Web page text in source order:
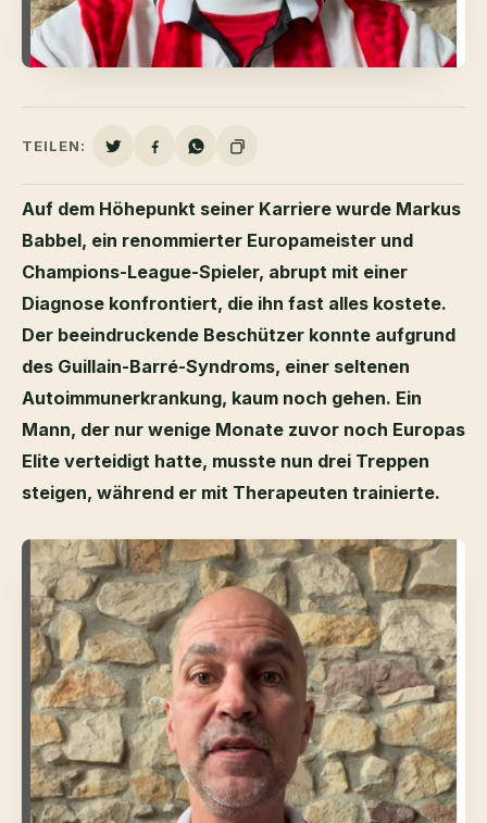
TEILEN:
Auf dem Höhepunkt seiner Karriere wurde Markus
Babbel, ein renommierter Europameister und
Champions-League-Spieler, abrupt mit einer
Diagnose konfrontiert, die ihn fast alles kostete.
Der beeindruckende Beschützer konnte aufgrund
des Guillain-Barré-Syndroms, einer seltenen
Autoimmunerkrankung, kaum noch gehen. Ein
Mann, der nur wenige Monate zuvor noch Europas
Elite verteidigt hatte, musste nun drei Treppen
steigen, während er mit Therapeuten trainierte.